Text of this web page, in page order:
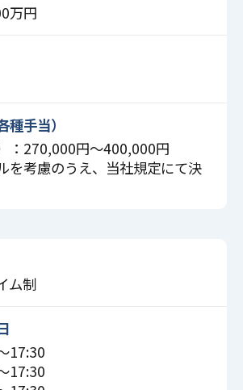
万円
手当）
：270,000円～400,000円
を考慮のうえ、当社規定にて決
ム制
17:30
17:30